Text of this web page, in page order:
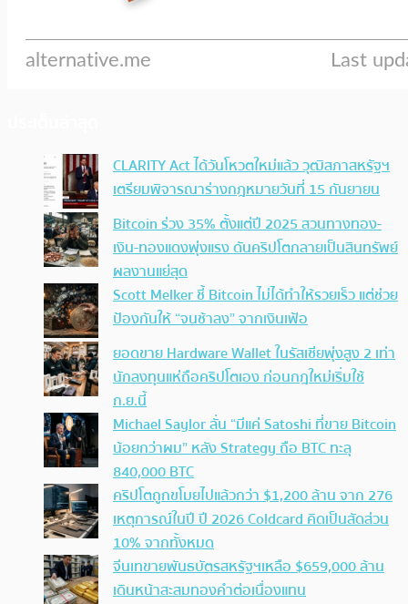
CLARITY Act ได้วันโหวตใหม่แล้ว วุฒิสภาสหรัฐฯ
เตรียมพิจารณาร่างกฎหมายวันที่ 15 กันยายน
Bitcoin ร่วง 35% ตั้งแต่ปี 2025 สวนทางทอง-
เงิน-ทองแดงพุ่งแรง ดันคริปโตกลายเป็นสินทรัพย์
ผลงานแย่สุด
Scott Melker ชี้ Bitcoin ไม่ได้ทำให้รวยเร็ว แต่ช่วย
ป้องกันให้ “จนช้าลง” จากเงินเฟ้อ
ยอดขาย Hardware Wallet ในรัสเซียพุ่งสูง 2 เท่า
นักลงทุนแห่ถือคริปโตเอง ก่อนกฎใหม่เริ่มใช้
ก.ย.นี้
Michael Saylor ลั่น “มีแค่ Satoshi ที่ขาย Bitcoin
น้อยกว่าผม” หลัง Strategy ถือ BTC ทะลุ
840,000 BTC
คริปโตถูกขโมยไปแล้วกว่า $1,200 ล้าน จาก 276
เหตุการณ์ในปี ปี 2026 Coldcard คิดเป็นสัดส่วน
10% จากทั้งหมด
จีนเทขายพันธบัตรสหรัฐฯเหลือ $659,000 ล้าน
เดินหน้าสะสมทองคำต่อเนื่องแทน